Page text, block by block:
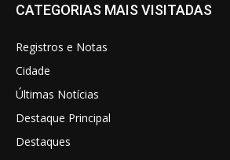
CATEGORIAS MAIS VISITADAS
Registros e Notas
Cidade
Últimas Notícias
Destaque Principal
Destaques